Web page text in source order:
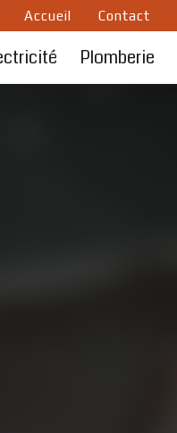
Accueil Contact
Plomberie